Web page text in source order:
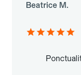
Beatrice M.